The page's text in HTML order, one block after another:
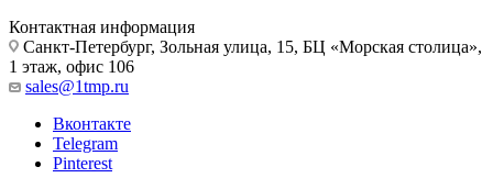
Контактная информация
Санкт-Петербург, Зольная улица, 15, БЦ «Морская столица»,
1 этаж, офис 106
sales@1tmp.ru
Вконтакте
Telegram
Pinterest